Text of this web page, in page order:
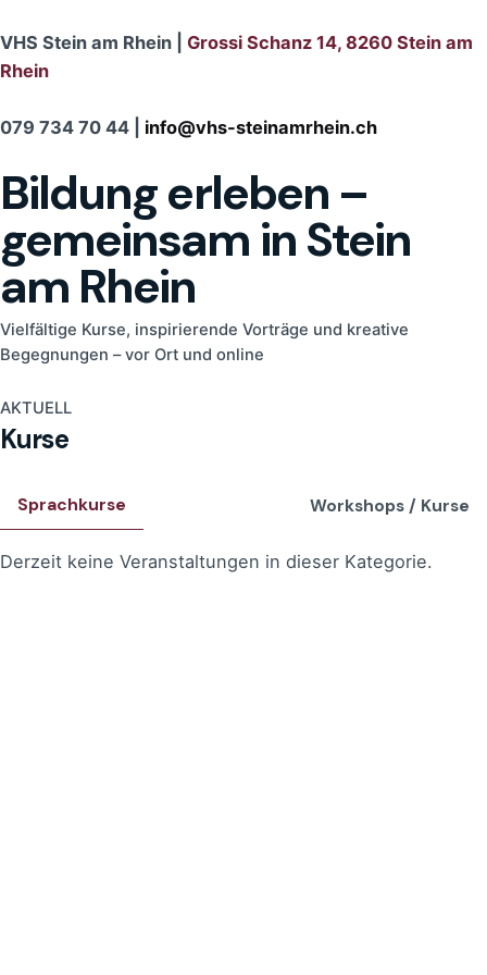
VHS Stein am Rhein | Grossi Schanz 14, 8260 Stein am
Rhein
079 734 70 44 | info@vhs-steinamrhein.ch
Bildung erleben –
gemeinsam in Stein
am Rhein
Vielfältige Kurse, inspirierende Vorträge und kreative
Begegnungen – vor Ort und online
AKTUELL
Kurse
Sprachkurse Workshops / Kurse
Derzeit keine Veranstaltungen in dieser Kategorie.